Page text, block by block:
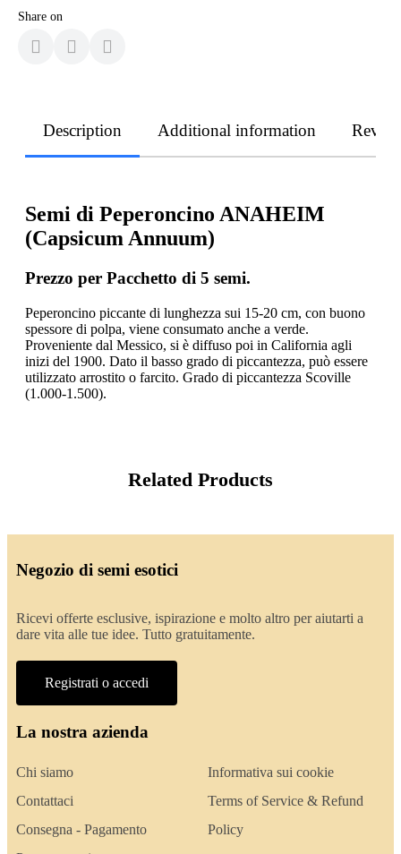
Share on
Description Additional information
Semi di Peperoncino ANAHEIM
(Capsicum Annuum)
Prezzo per Pacchetto di 5 semi.
Peperoncino piccante di lunghezza sui 15-20 cm, con buono
spessore di polpa, viene consumato anche a verde.
Proveniente dal Messico, si è diffuso poi in California agli
inizi del 1900. Dato il basso grado di piccantezza, può essere
utilizzato arrostito o farcito. Grado di piccantezza Scoville
(1.000-1.500).
Related Products
Negozio di semi esotici
Ricevi offerte esclusive, ispirazione e molto altro per aiutarti a
dare vita alle tue idee. Tutto gratuitamente.
Registrati o accedi
La nostra azienda
Chi siamo
Contattaci
Consegna - Pagamento
Informativa sui cookie
Terms of Service & Refund
Policy